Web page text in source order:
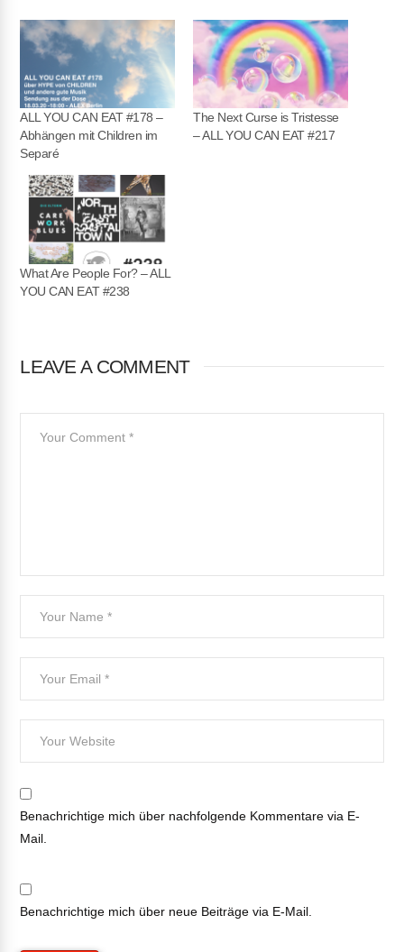
ALL YOU CAN EAT #178 –
Abhängen mit Children im
Separé
The Next Curse is Tristesse
– ALL YOU CAN EAT #217
What Are People For? – ALL
YOU CAN EAT #238
LEAVE A COMMENT
Benachrichtige mich über nachfolgende Kommentare via E-
Mail.
Benachrichtige mich über neue Beiträge via E-Mail.